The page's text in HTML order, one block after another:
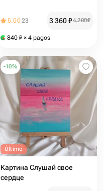
5.0023 3 360₽4 200₽
840 ₽ × 4 pagos
-10%
Último
Картина Слушай свое
сердце